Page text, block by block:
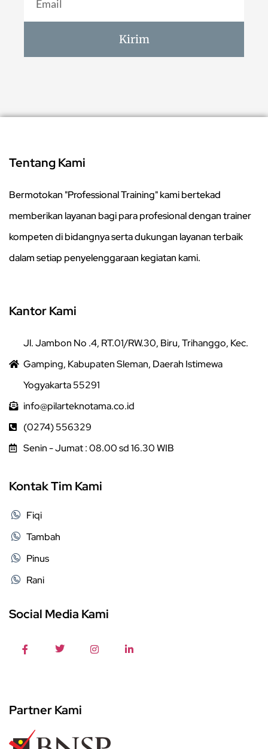
Kirim
Tentang Kami
Bermotokan "Professional Training" kami bertekad
memberikan layanan bagi para profesional dengan trainer
kompeten di bidangnya serta dukungan layanan terbaik
dalam setiap penyelenggaraan kegiatan kami.
Kantor Kami
Jl. Jambon No .4, RT.01/RW.30, Biru, Trihanggo, Kec.
Gamping, Kabupaten Sleman, Daerah Istimewa
Yogyakarta 55291
info@pilarteknotama.co.id
(0274) 556329
Senin - Jumat : 08.00 sd 16.30 WIB
Kontak Tim Kami
Fiqi
Tambah
Pinus
Rani
Social Media Kami
Partner Kami